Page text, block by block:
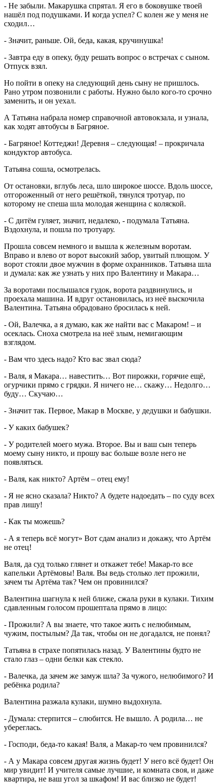
- Не забыли. Макарушка спрятал. Я его в боковушке твоей
нашёл под подушками. И когда успел? С колен же у меня не
сходил…
- Значит, раньше. Ой, беда, какая, кручинушка!
- Завтра еду в опеку, буду решать вопрос о встречах с сыном.
Отпуск взял.
Но пойти в опеку на следующий день сыну не пришлось.
Рано утром позвонили с работы. Нужно было кого-то срочно
заменить, и он уехал.
А Татьяна набрала номер справочной автовокзала, и узнала,
как ходят автобусы в Багряное.
- Багряное! Коттеджи! Деревня – следующая! – прокричала
кондуктор автобуса.
Татьяна сошла, осмотрелась.
От остановки, вглубь леса, шло широкое шоссе. Вдоль шоссе,
отгороженный от него решёткой, тянулся тротуар, по
которому не спеша шла молодая женщина с коляской.
- С дитём гуляет, значит, недалеко, - подумала Татьяна.
Вздохнула, и пошла по тротуару.
Прошла совсем немного и вышла к железным воротам.
Вправо и влево от ворот высокий забор, увитый плющом. У
ворот стояли двое мужчин в форме охранников. Татьяна шла
и думала: как же узнать у них про Валентину и Макара…
За воротами послышался гудок, ворота раздвинулись, и
проехала машина. И вдруг остановилась, из неё выскочила
Валентина. Татьяна обрадовано бросилась к ней.
- Ой, Валечка, а я думаю, как же найти вас с Макаром! – и
осеклась. Сноха смотрела на неё злым, немигающим
взглядом.
- Вам что здесь надо? Кто вас звал сюда?
- Валя, я Макара… навестить… Вот пирожки, горячие ещё,
огурчики прямо с грядки. Я ничего не… скажу… Недолго…
буду… Скучаю…
- Значит так. Первое, Макар в Москве, у дедушки и бабушки.
- У каких бабушек?
- У родителей моего мужа. Второе. Вы и ваш сын теперь
моему сыну никто, и прошу вас больше возле него не
появляться.
- Валя, как никто? Артём – отец ему!
- Я не ясно сказала? Никто? А будете надоедать – по суду всех
прав лишу!
- Как ты можешь?
- А я теперь всё могут» Вот сдам анализ и докажу, что Артём
не отец!
Валя, да суд только глянет и откажет тебе! Макар-то все
капельки Артёмовы! Валя. Вы ведь столько лет прожили,
зачем ты Артёма так? Чем он провинился?
Валентина шагнула к ней ближе, сжала руки в кулаки. Тихим
сдавленным голосом прошептала прямо в лицо:
- Прожили? А вы знаете, что такое жить с нелюбимым,
чужим, постылым? Да так, чтобы он не догадался, не понял?
Татьяна в страхе попятилась назад. У Валентины будто не
стало глаз – одни белки как стекло.
- Валечка, да зачем же замуж шла? За чужого, нелюбимого? И
ребёнка родила?
Валентина разжала кулаки, шумно выдохнула.
- Думала: стерпится – слюбится. Не вышло. А родила… не
убереглась.
- Господи, беда-то какая! Валя, а Макар-то чем провинился?
- А у Макара совсем другая жизнь будет! У него всё будет! Он
мир увидит! И учителя самые лучшие, и комната своя, и даже
квартира, не ваш угол за шкафом! И вас близко не будет!